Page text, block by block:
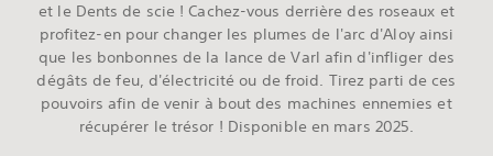
et le Dents de scie ! Cachez-vous derrière des roseaux et
profitez-en pour changer les plumes de l'arc d'Aloy ainsi
que les bonbonnes de la lance de Varl afin d'infliger des
dégâts de feu, d'électricité ou de froid. Tirez parti de ces
pouvoirs afin de venir à bout des machines ennemies et
récupérer le trésor ! Disponible en mars 2025.